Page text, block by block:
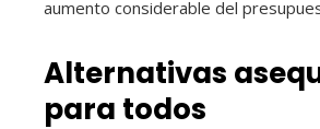
aumento considerable del
Alternativas
para todos